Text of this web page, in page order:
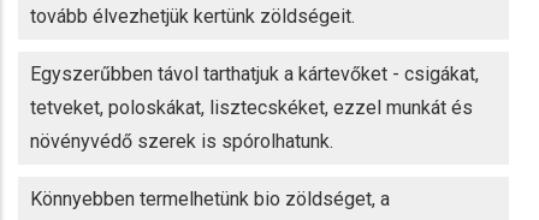
tovább élvezhetjük kertünk zöldségeit.
Egyszerűbben távol tarthatjuk a kártevőket - csigákat,
tetveket, poloskákat, lisztecskéket, ezzel munkát és
növényvédő szerek is spórolhatunk.
Könnyebben termelhetünk bio zöldséget, a